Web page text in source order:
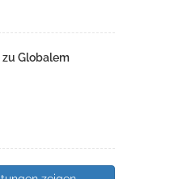
zu Globalem